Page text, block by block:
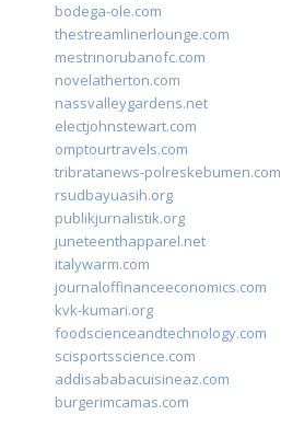
bodega-ole.com
thestreamlinerlounge.com
mestrinorubanofc.com
novelatherton.com
nassvalleygardens.net
electjohnstewart.com
omptourtravels.com
tribratanews-polreskebumen.com
rsudbayuasih.org
publikjurnalistik.org
juneteenthapparel.net
italywarm.com
journaloffinanceeconomics.com
kvk-kumari.org
foodscienceandtechnology.com
scisportsscience.com
addisababacuisineaz.com
burgerimcamas.com